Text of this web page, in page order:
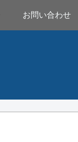
お問い合わせ